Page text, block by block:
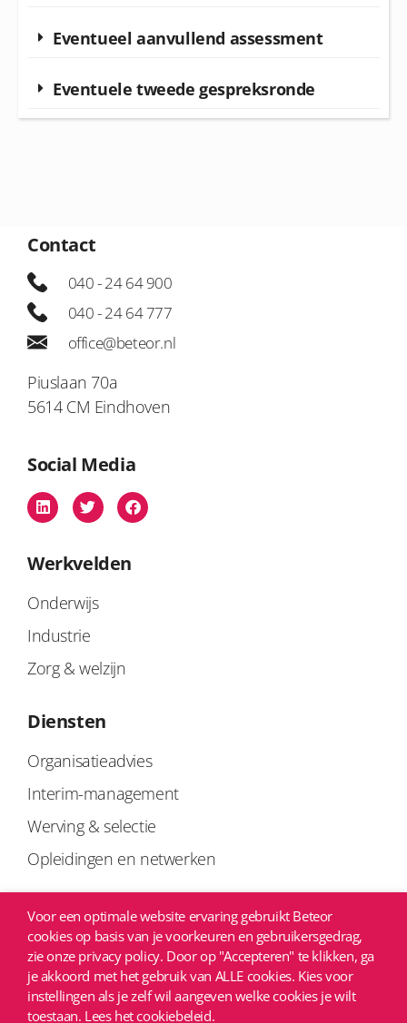
Eventueel aanvullend assessment
Eventuele tweede gespreksronde
Contact
040 - 24 64 900
040 - 24 64 777
office@beteor.nl
Piuslaan 70a
5614 CM Eindhoven
Social Media
Werkvelden
Onderwijs
Industrie
Zorg & welzijn
Diensten
Organisatieadvies
Interim-management
Werving & selectie
Opleidingen en netwerken
Links
Privacyverklaring
Copyright
Algemene voorwaarden
Voor een optimale website ervaring gebruikt Beteor
cookies op basis van je voorkeuren en gebruikersgedrag,
zie onze privacy policy. Door op "Accepteren" te klikken, ga
je akkoord met het gebruik van ALLE cookies. Kies voor
instellingen als je zelf wil aangeven welke cookies je wilt
toestaan. Lees het cookiebeleid.